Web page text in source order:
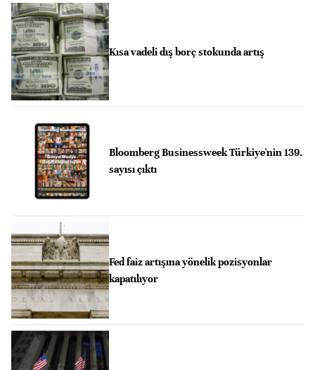
Kısa vadeli dış borç stokunda artış
Bloomberg Businessweek Türkiye'nin 139.
sayısı çıktı
Fed faiz artışına yönelik pozisyonlar
kapatılıyor